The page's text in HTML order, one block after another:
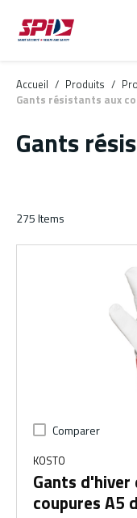
Aller au contenu
Skip to menu
Skip to footer
Accueil / Produits /
Gants résistants aux
Gants
275Items
Comparer
KOSTO
Gants
coupures A5